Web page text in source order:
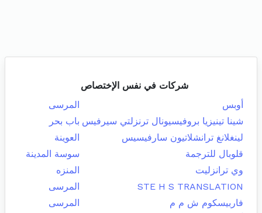
شركات في نفس الإختصاص
أوبس
المرسى
شينا تينيزيا بروفيسيونال ترنزلتي سيرفيس باب بحر
لينغلانغ ترانشلاتيون سارفيسيس
العوينة
قلوبال للترجمة
سوسة المدينة
وي ترانزليت
المنزه
STE H S TRANSLATION
المرسى
فاربيسكوم ش م م
المرسى